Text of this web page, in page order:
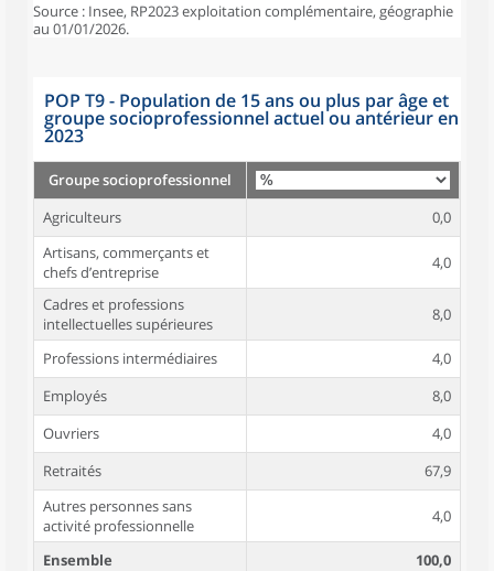
Source : Insee, RP2023 exploitation complémentaire, géographie
au 01/01/2026.
POP T9 - Population de 15 ans ou plus par âge et
groupe socioprofessionnel actuel ou antérieur en
2023
Groupe socioprofessionnel
Agriculteurs
0,0
Artisans, commerçants et
chefs d’entreprise
4,0
Cadres et professions
intellectuelles supérieures
8,0
Professions intermédiaires
4,0
Employés
8,0
Ouvriers
4,0
Retraités
67,9
Autres personnes sans
activité professionnelle
4,0
Ensemble
100,0